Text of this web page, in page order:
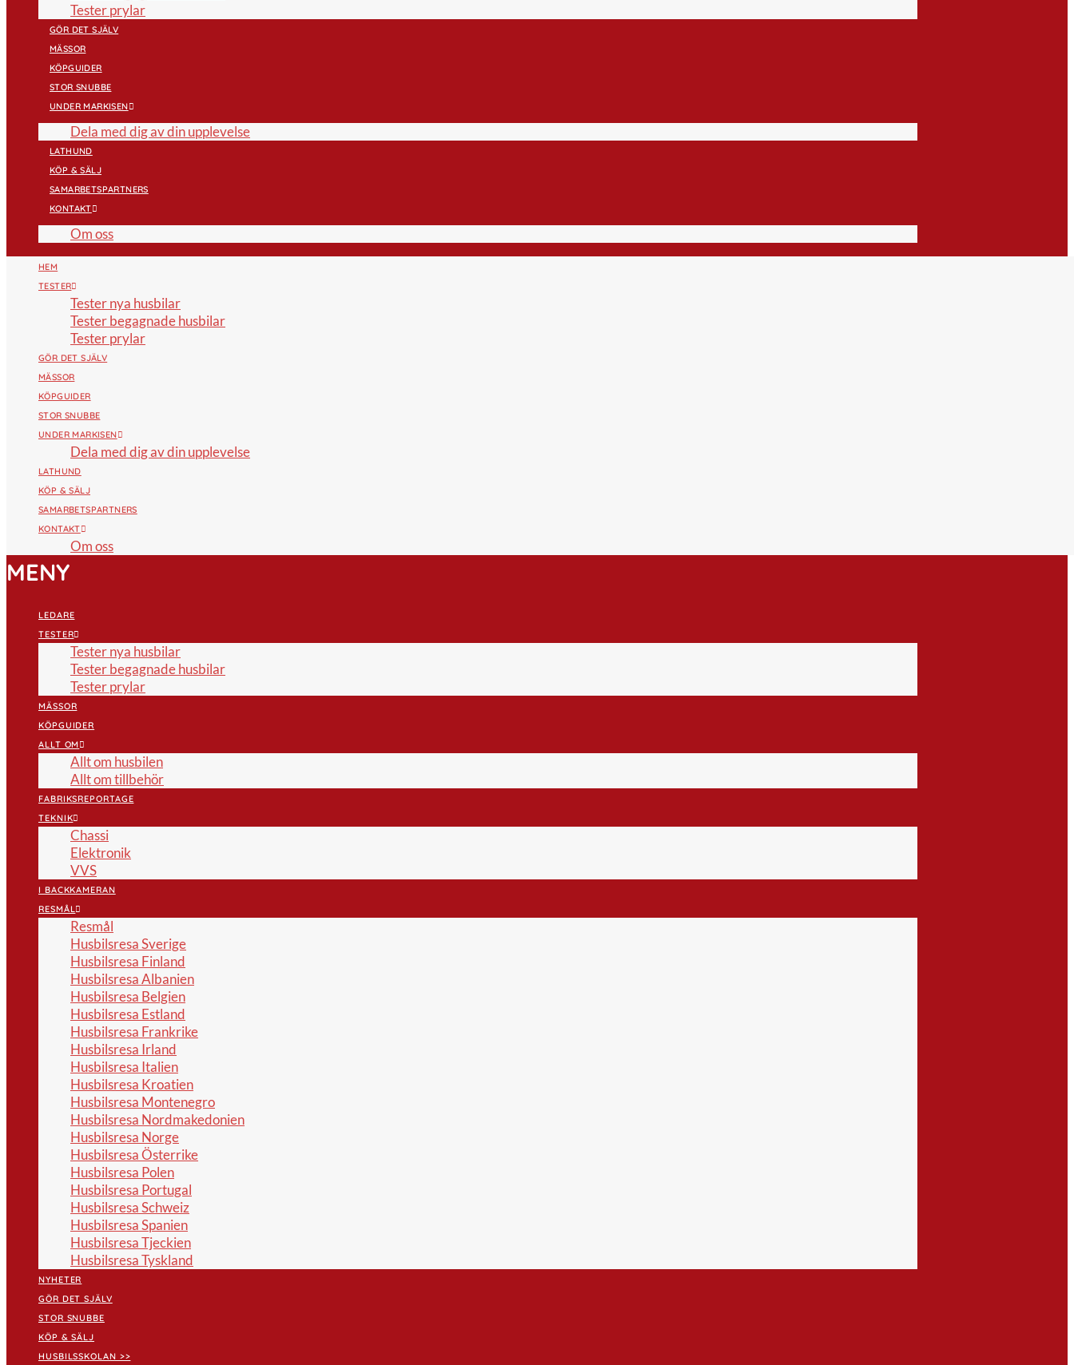
Tester prylar
GÖR DET SJÄLV
MÄSSOR
KÖPGUIDER
STOR SNUBBE
UNDER MARKISEN
Dela med dig av din upplevelse
LATHUND
KÖP & SÄLJ
SAMARBETSPARTNERS
KONTAKT
Om oss
HEM
TESTER
Tester nya husbilar
Tester begagnade husbilar
Tester prylar
GÖR DET SJÄLV
MÄSSOR
KÖPGUIDER
STOR SNUBBE
UNDER MARKISEN
Dela med dig av din upplevelse
LATHUND
KÖP & SÄLJ
SAMARBETSPARTNERS
KONTAKT
Om oss
MENY
LEDARE
TESTER
Tester nya husbilar
Tester begagnade husbilar
Tester prylar
MÄSSOR
KÖPGUIDER
ALLT OM
Allt om husbilen
Allt om tillbehör
FABRIKSREPORTAGE
TEKNIK
Chassi
Elektronik
VVS
I BACKKAMERAN
RESMÅL
Resmål
Husbilsresa Sverige
Husbilsresa Finland
Husbilsresa Albanien
Husbilsresa Belgien
Husbilsresa Estland
Husbilsresa Frankrike
Husbilsresa Irland
Husbilsresa Italien
Husbilsresa Kroatien
Husbilsresa Montenegro
Husbilsresa Nordmakedonien
Husbilsresa Norge
Husbilsresa Österrike
Husbilsresa Polen
Husbilsresa Portugal
Husbilsresa Schweiz
Husbilsresa Spanien
Husbilsresa Tjeckien
Husbilsresa Tyskland
NYHETER
GÖR DET SJÄLV
STOR SNUBBE
KÖP & SÄLJ
HUSBILSSKOLAN >>